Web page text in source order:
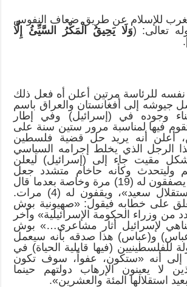
للإسلام عن طريق ضعاف النفوس
تعالى: (وَلَا يَحِيقُ الْمَكْرُ السَّيِّئُ إِلَّا
للرئاسة مرتين أعلن أه فعل ذلك
جيوشه إلى أفغانستان والعراق باسم
وجوده في (إسرائيل) وفي إطار
تقوم فيها لمناسبة مرور ستين سنة على
أعلن أنه يريد حل قضية فلسطين
الرجل الذي يخلط إجرامه السياسي
بشكل مقيت جاء إلى (إسرائيل) ليعلن
وليتحدث وكأنه حاخام متشدد جعل
أعضاء الكنيست يصفقون له (19) مرة وخاصة بعدما قال
بالعبرية: «عيد استقلال سعيد»، ويقفون له (4) مرات.
على خطابه فيقول: «صهيونية بوش
من وزراء الحكومة الإسرائيلية» وآخر
لإسرائيل أثار مشاعري…» بوش
و(عباس) هذا صدقه بأنه سيعمل
للفلسطينيين (فيها قابلية الحياة) في
إلى أنه «ستكون، عفواً، سوف تكون
لا يعينون الإرهاب دولتهم حينما
استقلالها المئة والعشرين».